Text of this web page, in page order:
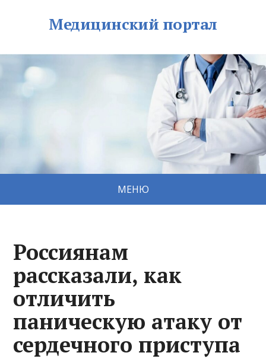
Медицинский портал
МЕНЮ
Россиянам
рассказали, как
отличить
паническую атаку от
сердечного приступа